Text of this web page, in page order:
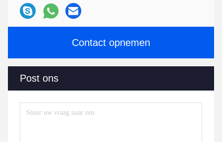
Contact opnemen
Post ons